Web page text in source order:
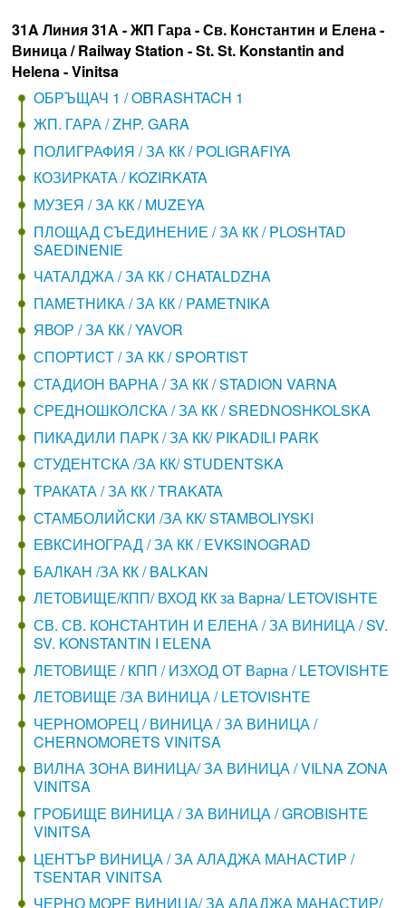
31A Линия 31А - ЖП Гара - Св. Константин и Елена -
Виница / Railway Station - St. St. Konstantin and
Helena - Vinitsa
ОБРЪЩАЧ 1 / OBRASHTACH 1
ЖП. ГАРА / ZHP. GARA
ПОЛИГРАФИЯ / ЗА КК / POLIGRAFIYA
КОЗИРКАТА / KOZIRKATA
МУЗЕЯ / ЗА КК / MUZEYA
ПЛОЩАД СЪЕДИНЕНИЕ / ЗА КК / PLOSHTAD
SAEDINENIE
ЧАТАЛДЖА / ЗА КК / CHATALDZHA
ПАМЕТНИКА / ЗА КК / PAMETNIKA
ЯВОР / ЗА КК / YAVOR
СПОРТИСТ / ЗА КК / SPORTIST
СТАДИОН ВАРНА / ЗА КК / STADION VARNA
СРЕДНОШКОЛСКА / ЗА КК / SREDNOSHKOLSKA
ПИКАДИЛИ ПАРК / ЗА КК/ PIKADILI PARK
СТУДЕНТСКА /ЗА КК/ STUDENTSKA
ТРАКАТА / ЗА КК / TRAKATA
СТАМБОЛИЙСКИ /ЗА КК/ STAMBOLIYSKI
ЕВКСИНОГРАД / ЗА КК / EVKSINOGRAD
БАЛКАН /ЗА КК / BALKAN
ЛЕТОВИЩЕ/КПП/ ВХОД КК за Варна/ LETOVISHTE
СВ. СВ. КОНСТАНТИН И ЕЛЕНА / ЗА ВИНИЦА / SV.
SV. KONSTANTIN I ELENA
ЛЕТОВИЩЕ / КПП / ИЗХОД ОТ Варна / LETOVISHTE
ЛЕТОВИЩЕ /ЗА ВИНИЦА / LETOVISHTE
ЧЕРНОМОРЕЦ / ВИНИЦА / ЗА ВИНИЦА /
CHERNOMORETS VINITSA
ВИЛНА ЗОНА ВИНИЦА/ ЗА ВИНИЦА / VILNA ZONA
VINITSA
ГРОБИЩЕ ВИНИЦА / ЗА ВИНИЦА / GROBISHTE
VINITSA
ЦЕНТЪР ВИНИЦА / ЗА АЛАДЖА МАНАСТИР /
TSENTAR VINITSA
ЧЕРНО МОРЕ ВИНИЦА/ ЗА АЛАДЖА МАНАСТИР/